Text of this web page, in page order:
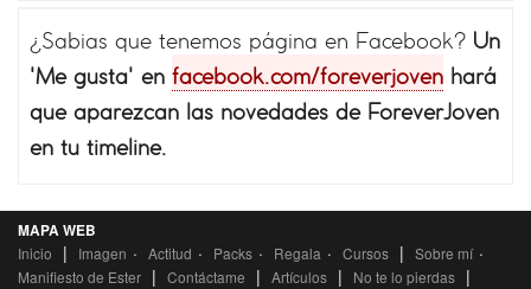
¿Sabias que tenemos página en Facebook? Un
'Me gusta' en facebook.com/foreverjoven hará
que aparezcan las novedades de ForeverJoven
en tu timeline.
MAPA WEB
Inicio
| Imagen · Actitud · Packs · Regala · Cursos | Sobre mí ·
Manifiesto de Ester | Contáctame | Artículos | No te lo pierdas |